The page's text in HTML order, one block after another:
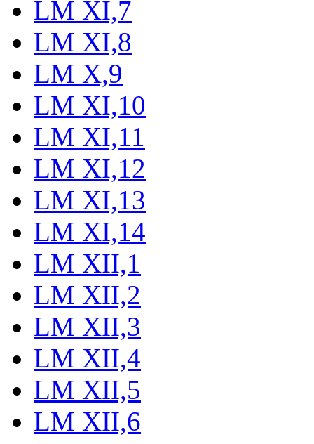
LM XI,7
LM XI,8
LM X,9
LM XI,10
LM XI,11
LM XI,12
LM XI,13
LM XI,14
LM XII,1
LM XII,2
LM XII,3
LM XII,4
LM XII,5
LM XII,6